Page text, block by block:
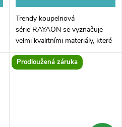
Trendy koupelnová
série RAYAON se vyznačuje
velmi kvalitními materiály, které
dodá Vaší koupelně velmi svěží
vzhled. Koupelnová série je
Prodloužená záruka